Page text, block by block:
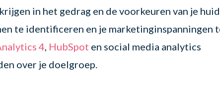
in het gedrag en de voorkeuren van je
te identificeren en je marketinginspanningen
4, HubSpot en social media analytics
over je doelgroep.